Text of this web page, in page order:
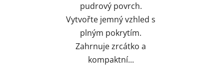
pudrový povrch.
Vytvořte jemný vzhled s
plným pokrytím.
Zahrnuje zrcátko a
kompaktní...